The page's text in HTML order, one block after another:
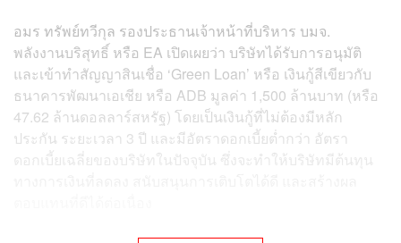
อมร ทรัพย์ทวีกุล รองประธานเจ้าหน้าที่บริหาร บมจ.
พลังงานบริสุทธิ์ หรือ EA เปิดเผยว่า บริษัทได้รับการอนุมัติ
และเข้าทำสัญญาสินเชื่อ ‘Green Loan’ หรือ เงินกู้สีเขียวกับ
ธนาคารพัฒนาเอเชีย หรือ ADB มูลค่า 1,500 ล้านบาท (หรือ
47.62 ล้านดอลลาร์สหรัฐ) โดยเป็นเงินกู้ที่ไม่ต้องมีหลัก
ประกัน ระยะเวลา 3 ปี และมีอัตราดอกเบี้ยต่ำกว่า อัตรา
ดอกเบี้ยเฉลี่ยของบริษัทในปัจจุบัน ซึ่งจะทำให้บริษัทมีต้นทุน